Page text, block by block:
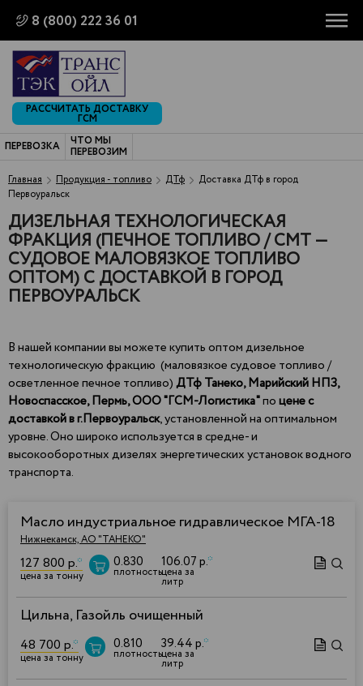
8 (800) 222 36 01
РАССЧИТАТЬ ДОСТАВКУ
ГСМ
ПЕРЕВОЗКА
ЧТО МЫ
ПЕРЕВОЗИМ
Главная
Продукция - топливо ДТф
Доставка ДТф в город
Первоуральск
ДИЗЕЛЬНАЯ ТЕХНОЛОГИЧЕСКАЯ
ФРАКЦИЯ (ПЕЧНОЕ ТОПЛИВО / СМТ —
СУДОВОЕ МАЛОВЯЗКОЕ ТОПЛИВО
ОПТОМ) С ДОСТАВКОЙ В ГОРОД
ПЕРВОУРАЛЬСК
В нашей компании вы можете купить оптом дизельное
технологическую фракцию (маловязкое судовое топливо /
осветленное печное топливо)ДТф Танеко,Марийский НПЗ,
Новоспасское, Пермь, ООО "ГСМ-Логистика"поцене с
доставкой в г.Первоуральск, установленной на оптимальном
уровне. Оно широко используется в средне- и
высокооборотных дизелях энергетических установок водного
транспорта.
Масло индустриальное гидравлическое МГА-18
Нижнекамск, АО "ТАНЕКО"
127 800 р.*
цена за тонну
0.830
плотность
106.07 р.*
цена за
литр
Цильна, Газойль очищенный
48 700 р.*
цена за тонну
0.810
плотность
39.44 р.*
цена за
литр